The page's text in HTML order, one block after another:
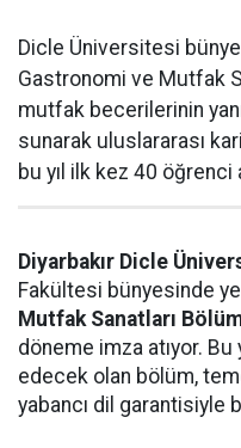
Dicle Üniversitesi
Gastronomi ve Mutfak
mutfak becerilerinin
sunarak uluslararası
bu yıl ilk kez 40 öğrenci
Diyarbakır Dicle
Fakültesi bünyesinde
Mutfak Sanatları
döneme imza atıyor. Bu
edecek olan bölüm,
yabancı dil garantisiyle